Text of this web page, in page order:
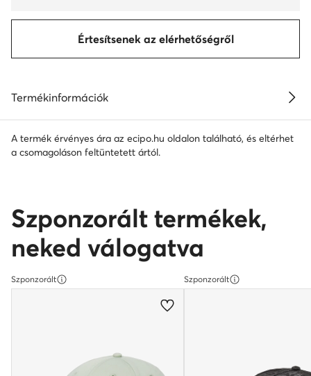
Értesítsenek az elérhetőségről
Termékinformációk
A termék érvényes ára az ecipo.hu oldalon található, és eltérhet
a csomagoláson feltüntetett ártól.
Szponzorált termékek,
neked válogatva
Szponzorált Szponzorált